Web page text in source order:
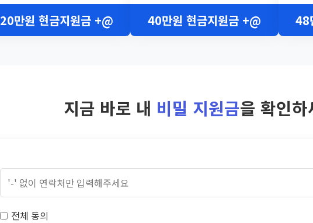
20만원 현금지원금 +@ 40만원 현금지원금 +@ 48
지금 바로 내 비밀 지원금을 확인
전체 동의